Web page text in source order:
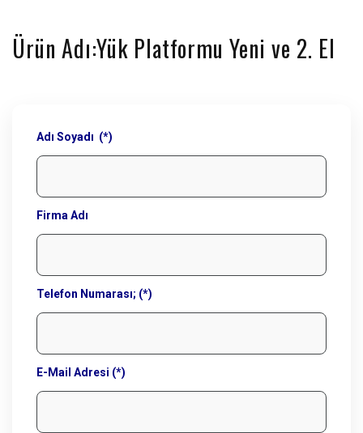
Ürün Adı:Yük Platformu Yeni ve 2. El
Adı Soyadı (*)
Firma Adı
Telefon Numarası; (*)
E-Mail Adresi (*)